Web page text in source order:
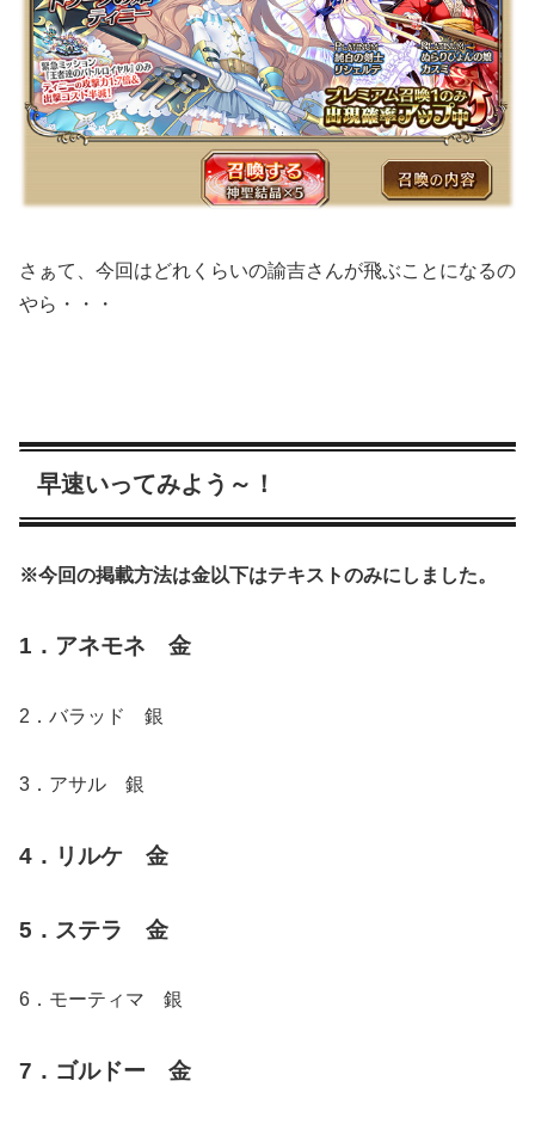
さぁて、今回はどれくらいの諭吉さんが飛ぶことになるの
やら・・・
早速いってみよう～！
※今回の掲載方法は金以下はテキストのみにしました。
1．アネモネ 金
2．バラッド 銀
3．アサル 銀
4．リルケ 金
5．ステラ 金
6．モーティマ 銀
7．ゴルドー 金